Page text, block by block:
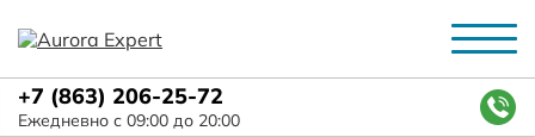
+7 (863) 206-25-72
Ежедневно с 09:00 до 20:00